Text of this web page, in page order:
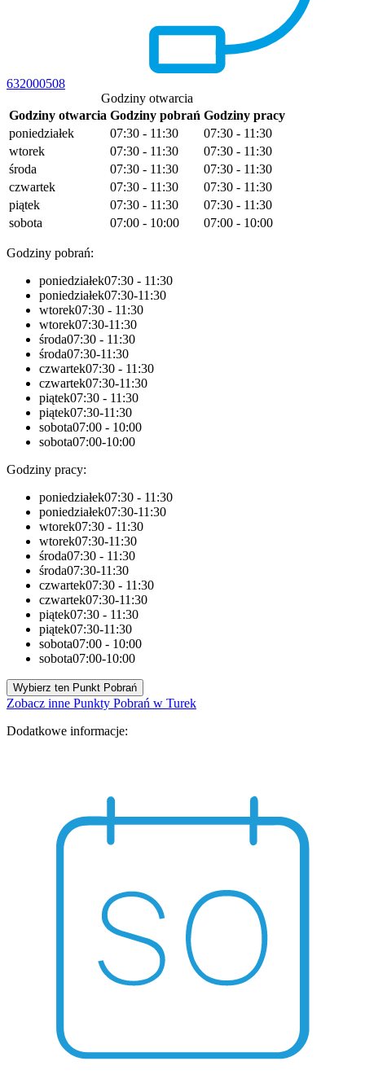
632000508
Godziny otwarcia
Godziny otwarcia Godziny pobrań Godziny pracy
poniedziałek
07:30 - 11:30
07:30 - 11:30
wtorek
07:30 - 11:30
07:30 - 11:30
środa
07:30 - 11:30
07:30 - 11:30
czwartek
07:30 - 11:30
07:30 - 11:30
piątek
07:30 - 11:30
07:30 - 11:30
sobota
07:00 - 10:00 07:00 - 10:00
Godziny pobrań:
poniedziałek07:30 - 11:30
poniedziałek07:30-11:30
wtorek07:30 - 11:30
wtorek07:30-11:30
środa07:30 - 11:30
środa07:30-11:30
czwartek07:30 - 11:30
czwartek07:30-11:30
piątek07:30 - 11:30
piątek07:30-11:30
sobota07:00 - 10:00
sobota07:00-10:00
Godziny pracy:
poniedziałek07:30 - 11:30
poniedziałek07:30-11:30
wtorek07:30 - 11:30
wtorek07:30-11:30
środa07:30 - 11:30
środa07:30-11:30
czwartek07:30 - 11:30
czwartek07:30-11:30
piątek07:30 - 11:30
piątek07:30-11:30
sobota07:00 - 10:00
sobota07:00-10:00
Wybierz ten Punkt Pobrań
Zobacz inne Punkty Pobrań w Turek
Dodatkowe informacje: